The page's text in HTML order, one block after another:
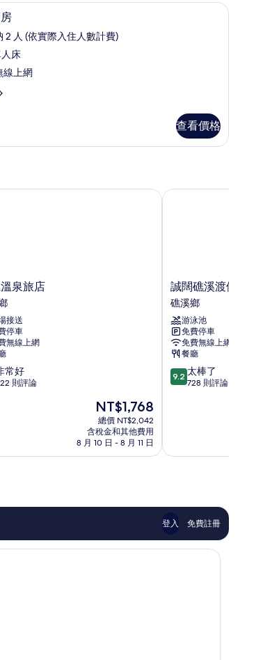
兒床 客房內保險箱、遮光布/窗簾、隔音、免費搖
2 人 (依實際入住人數計費)
床
線上網
查看價格
泉旅店
接送
停車
無線上網
常好
則評論
現
在
價
格
為
NT$1,768
總價 NT$2,042
含稅金和其他費用
8 月 10 日 - 8 月 11 日
旅店
誠
闊
礁
溪
渡
假
飯
店
礁
誠闊礁溪渡假飯店
礁溪鄉
游泳池
免費停車
免費無線上網
餐廳
9.2
分，
棒
評
論
9.2 太棒了
728 則評論
誠闊礁溪渡假飯店
登入 免費註冊